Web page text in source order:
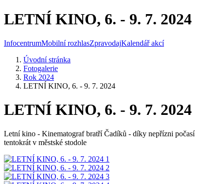
LETNÍ KINO, 6. - 9. 7. 2024
InfocentrumMobilní rozhlasZpravodajKalendář akcí
Úvodní stránka
Fotogalerie
Rok 2024
LETNÍ KINO, 6. - 9. 7. 2024
LETNÍ KINO, 6. - 9. 7. 2024
Letní kino - Kinematograf bratří Čadíků - díky nepřízni počasí
tentokrát v městské stodole